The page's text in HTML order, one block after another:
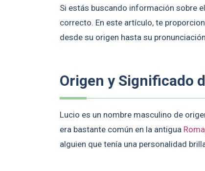
Si estás buscando información sobre
correcto. En este artículo, te
desde su origen hasta su
Origen y Significado
Lucio es un nombre masculino de
era bastante común en la antigua Roma
alguien que tenía una personalidad